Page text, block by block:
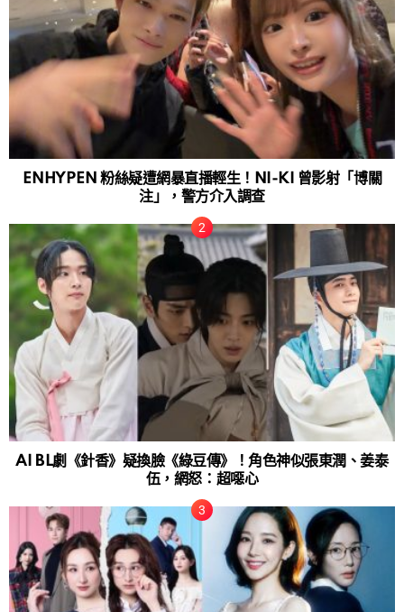
ENHYPEN 粉絲疑遭網暴直播輕生！NI-KI 曾影射「博關
注」，警方介入調查
AI BL劇《針香》疑換臉《綠豆傳》！角色神似張東潤、姜泰
伍，網怒：超噁心